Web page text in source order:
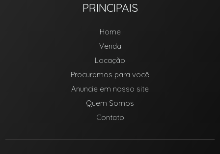
PRINCIPAIS
Home
Venda
Locação
Procuramos para você
Anuncie em nosso site
Quem Somos
Contato